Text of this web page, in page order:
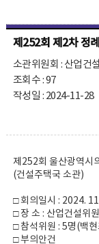
제252회 제2차 정
소관위원회 : 산업건
조회수 : 97
작성일 : 2024-11-28
제252회 울산광역시
(건설주택국 소관)
□ 회의일시 : 2024.
□ 장 소 : 산업건설위
□ 참석위원 : 5명(백
□ 부의안건